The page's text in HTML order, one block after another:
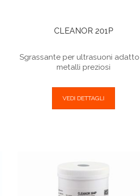
CLEANOR 201P
Sgrassante per ultrasuoni adatto
metalli preziosi
VEDI DETTAGLI